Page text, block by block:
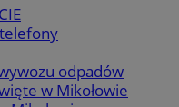
odpadów
w Mikołowie